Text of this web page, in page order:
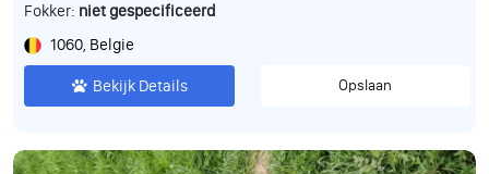
Fokker: niet gespecificeerd
1060, Belgie
Bekijk Details Opslaan